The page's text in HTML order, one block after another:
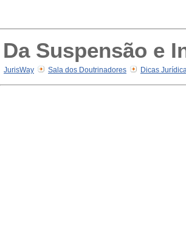
Da Suspensão e
JurisWay Sala dos Doutrinadores Dicas